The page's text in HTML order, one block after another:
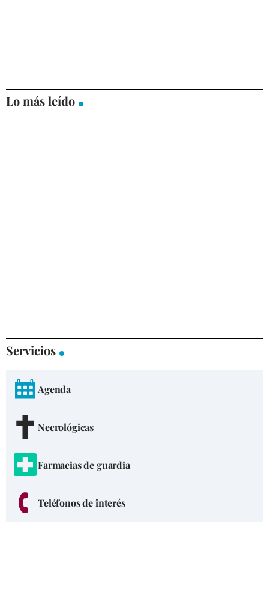
Lo más leído
Servicios
Agenda
Necrológicas
Farmacias de guardia
Teléfonos de interés